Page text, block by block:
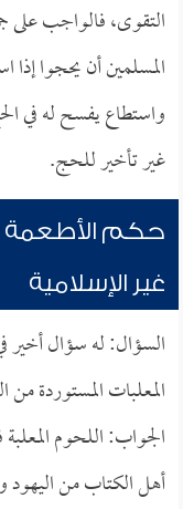
التقوى، فالواجب على
المسلمين أن يحجوا إذا
واستطاع يفسح له في
غير تأخير للحج.
حكم الأطعمة
غير الإسلامية
السؤال: له سؤال أخير
المعلبات المستوردة من
الجواب: اللحوم
أهل الكتاب من اليهود